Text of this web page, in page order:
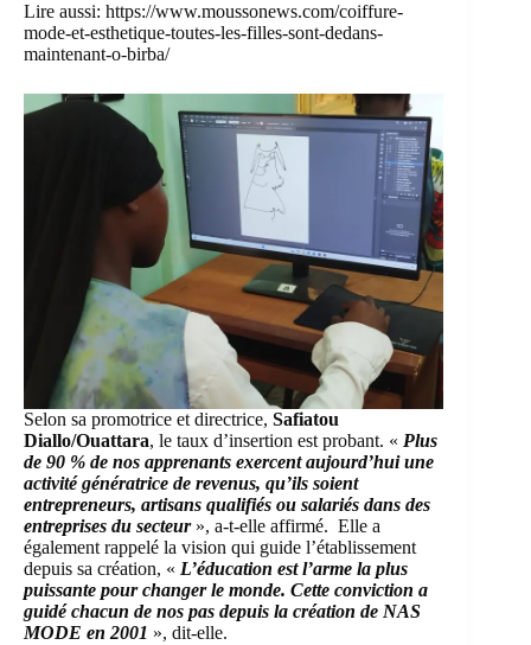
Lire aussi: https://www.moussonews.com/coiffure-
mode-et-esthetique-toutes-les-filles-sont-dedans-
maintenant-o-birba/
Selon sa promotrice et directrice, Safiatou
Diallo/Ouattara, le taux d’insertion est probant. « Plus
de 90 % de nos apprenants exercent aujourd’hui une
activité génératrice de revenus, qu’ils soient
entrepreneurs, artisans qualifiés ou salariés dans des
entreprises du secteur», a-t-elle affirmé. Elle a
également rappelé la vision qui guide l’établissement
depuis sa création, « L’éducation est l’arme la plus
puissante pour changer le monde. Cette conviction a
guidé chacun de nos pas depuis la création de NAS
MODE en 2001 », dit-elle.